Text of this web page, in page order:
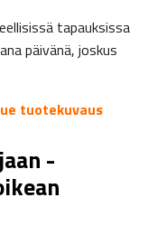
tapauksissa
päivänä, joskus
tuotekuvaus
-